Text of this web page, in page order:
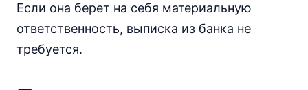
Если она берет на себя материальную
ответственность, выписка из банка не
требуется.